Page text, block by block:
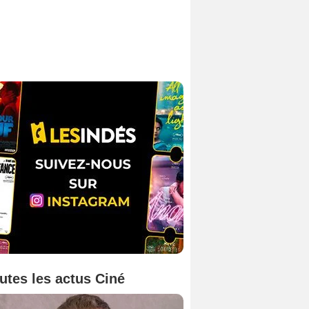
les actus Ciné